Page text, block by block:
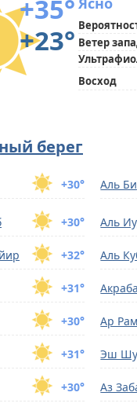
+35°
+23° Ветер
Восход
берег
+30° Аль
+30°
Аль
+32° Аль
+31°
+30° Ар Рам
+31° Эш
+30° Аз